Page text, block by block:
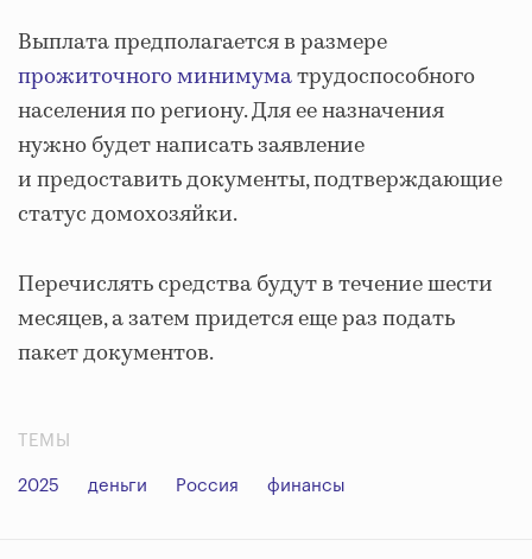
Выплата предполагается в размере
прожиточного минимуматрудоспособного
населения по региону. Для ее назначения
нужно будет написать заявление
и предоставить документы, подтверждающие
статус домохозяйки.
Перечислять средства будут в течение шести
месяцев, а затем придется еще раз подать
пакет документов.
ТЕМЫ
2025 деньги Россия финансы